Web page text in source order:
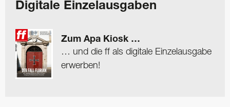
Digitale Einzelausgaben
Zum Apa Kiosk …
… und die ff als digitale Einzelausgabe
erwerben!